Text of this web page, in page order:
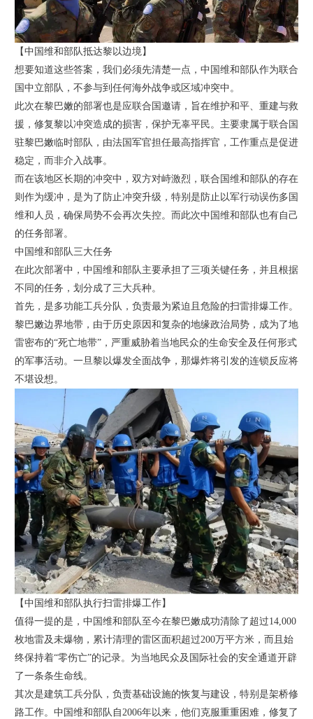
【中国维和部队抵达黎以边境】
想要知道这些答案，我们必须先清楚一点，中国维和部队作为联合
国中立部队，不参与到任何海外战争或区域冲突中。
此次在黎巴嫩的部署也是应联合国邀请，旨在维护和平、重建与救
援，修复黎以冲突造成的损害，保护无辜平民。主要隶属于联合国
驻黎巴嫩临时部队，由法国军官担任最高指挥官，工作重点是促进
稳定，而非介入战事。
而在该地区长期的冲突中，双方对峙激烈，联合国维和部队的存在
则作为缓冲，是为了防止冲突升级，特别是防止以军行动误伤多国
维和人员，确保局势不会再次失控。而此次中国维和部队也有自己
的任务部署。
中国维和部队三大任务
在此次部署中，中国维和部队主要承担了三项关键任务，并且根据
不同的任务，划分成了三大兵种。
首先，是多功能工兵分队，负责最为紧迫且危险的扫雷排爆工作。
黎巴嫩边界地带，由于历史原因和复杂的地缘政治局势，成为了地
雷密布的“死亡地带”，严重威胁着当地民众的生命安全及任何形式
的军事活动。一旦黎以爆发全面战争，那爆炸将引发的连锁反应将
不堪设想。
【中国维和部队执行扫雷排爆工作】
值得一提的是，中国维和部队至今在黎巴嫩成功清除了超过14,000
枚地雷及未爆物，累计清理的雷区面积超过200万平方米，而且始
终保持着“零伤亡”的记录。为当地民众及国际社会的安全通道开辟
了一条条生命线。
其次是建筑工兵分队，负责基础设施的恢复与建设，特别是架桥修
路工作。中国维和部队自2006年以来，他们克服重重困难，修复了